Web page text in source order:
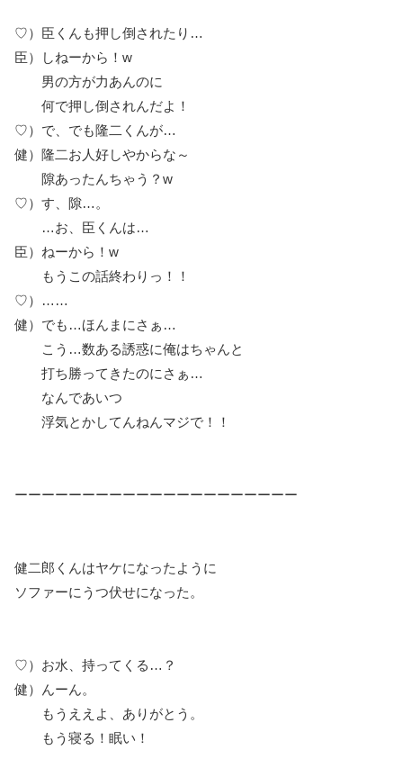
♡）臣くんも押し倒されたり…
臣）しねーから！w
男の方が力あんのに
何で押し倒されんだよ！
♡）で、でも隆二くんが…
健）隆二お人好しやからな～
隙あったんちゃう？w
♡）す、隙…。
…お、臣くんは…
臣）ねーから！w
もうこの話終わりっ！！
♡）……
健）でも…ほんまにさぁ…
こう…数ある誘惑に俺はちゃんと
打ち勝ってきたのにさぁ…
なんであいつ
浮気とかしてんねんマジで！！
ーーーーーーーーーーーーーーーーーーーーー
健二郎くんはヤケになったように
ソファーにうつ伏せになった。
♡）お水、持ってくる…？
健）んーん。
もうええよ、ありがとう。
もう寝る！眠い！